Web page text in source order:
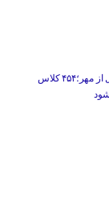
خیز بلند نوسازی مدارس هرمزگان برای استقبال از مهر؛۴۵۴ کلاس